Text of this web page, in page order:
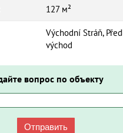
127 м²
Východní Stráň,
východ
вопрос по объекту
Отправить